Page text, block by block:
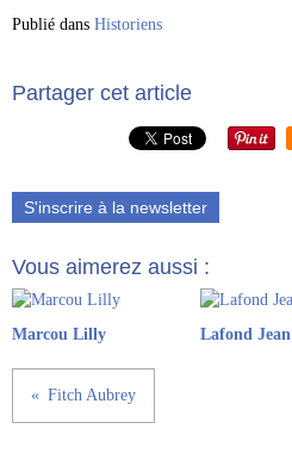
Publié dans Historiens
Partager cet article
S'inscrire à la newsletter
Vous aimerez aussi :
Marcou Lilly Lafond Jean
Fitch Aubrey